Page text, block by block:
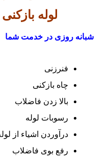
لوله
شبانه روزی در خدمت شما
فنرزنی
چاه بازکنی
بالا زدن فاضلاب
رسوبات لوله
درآوردن اشیاء از
رفع بوی فاضلاب